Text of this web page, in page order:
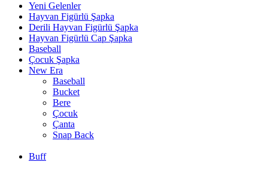
Yeni Gelenler
Hayvan Figürlü Şapka
Derili Hayvan Figürlü Şapka
Hayvan Figürlü Cap Şapka
Baseball
Çocuk Şapka
New Era
Baseball
Bucket
Bere
Çocuk
Çanta
Snap Back
Buff